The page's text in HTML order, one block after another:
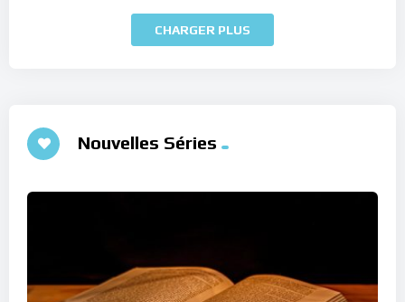
CHARGER PLUS
Nouvelles Séries